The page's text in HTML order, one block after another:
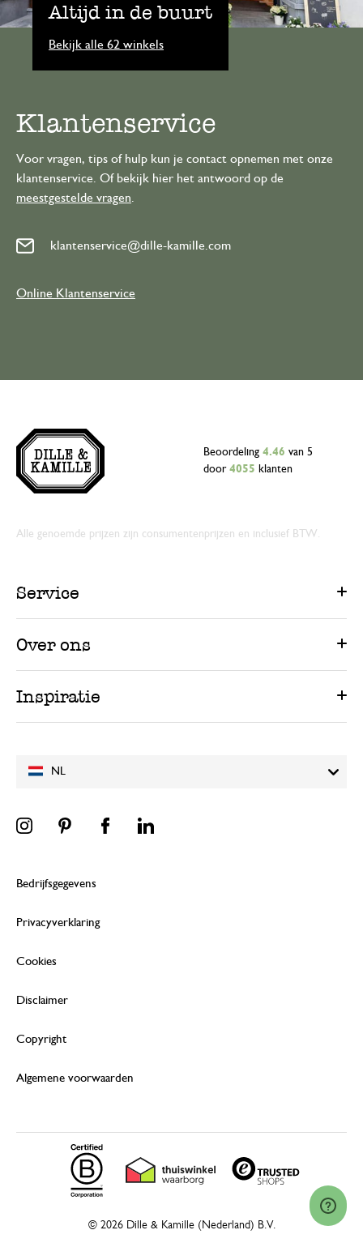
Altijd in de buurt
Bekijk alle 62 winkels
Klantenservice
Voor vragen, tips of hulp kun je contact opnemen met onze
klantenservice. Of bekijk hier het antwoord op de
meestgestelde vragen
klantenservice@dille-kamille.com
Online Klantenservice
NL
Beoordeling 4.46 van 5
door 4055 klanten
Alle genoemde prijzen zijn consumentenprijzen en inclusief BTW.
Service
Over ons
Inspiratie
Bedrijfsgegevens
Privacyverklaring
Cookies
Disclaimer
Copyright
Algemene voorwaarden
© 2026 Dille & Kamille (Nederland) B.V.